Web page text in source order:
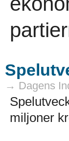
→ Dagens
miljoner